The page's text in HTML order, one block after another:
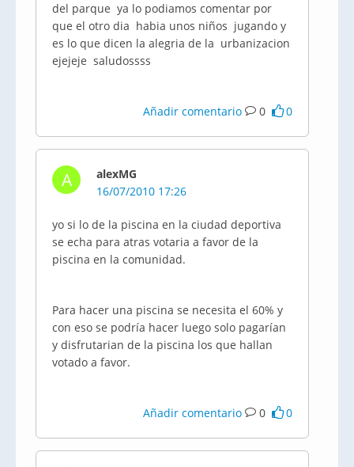
del parque ya lo podiamos comentar por
que el otro dia habia unos niños jugando y
es lo que dicen la alegria de la urbanizacion
ejejeje saludossss
Añadir comentario 0 0
A
alexMG
16/07/2010 17:26
yo si lo de la piscina en la ciudad deportiva
se echa para atras votaria a favor de la
piscina en la comunidad.
Para hacer una piscina se necesita el 60% y
con eso se podría hacer luego solo pagarían
y disfrutarian de la piscina los que hallan
votado a favor.
Añadir comentario 0 0